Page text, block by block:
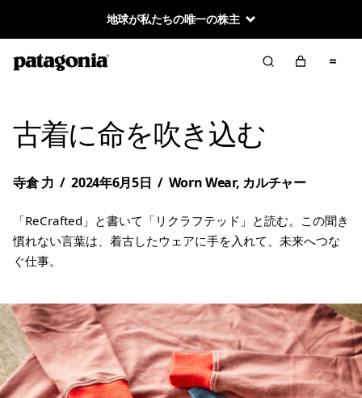
地球が私たちの唯一の株主
古着に命を吹き込む
寺倉 力 / 2024年6月5日 / Worn Wear, カルチャー
「ReCrafted」と書いて「リクラフテッド」と読む。この聞き
慣れない言葉は、着古したウェアに手を入れて、未来へつな
ぐ仕事。